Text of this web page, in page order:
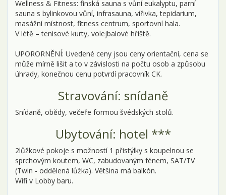
Wellness & Fitness: finská sauna s vůní eukalyptu, parní
sauna s bylinkovou vůní, infrasauna, vířivka, tepidarium,
masážní místnost, fitness centrum, sportovní hala.
V létě – tenisové kurty, volejbalové hřiště.
UPORORNĚNÍ: Uvedené ceny jsou ceny orientační, cena se
může mírně lišit a to v závislosti na počtu osob a způsobu
úhrady, konečnou cenu potvrdí pracovník CK.
Stravování: snídaně
Snídaně, obědy, večeře formou švédských stolů.
Ubytování: hotel ***
2lůžkové pokoje s možností 1 přistýlky s koupelnou se
sprchovým koutem, WC, zabudovaným fénem, SAT/TV
(Twin - oddělená lůžka). Většina má balkón.
Wifi v Lobby baru.